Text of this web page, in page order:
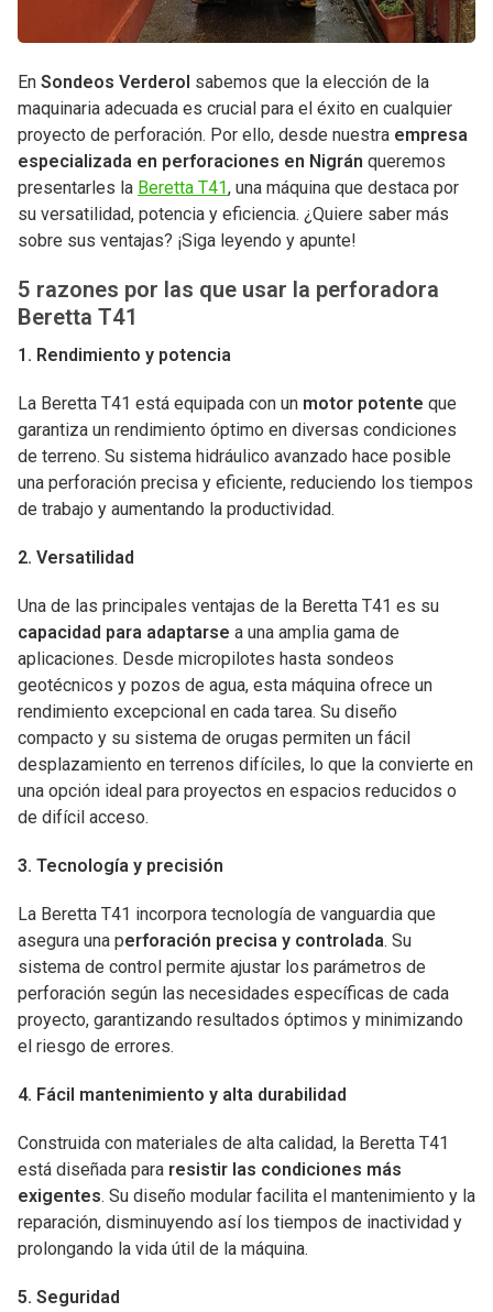
En Sondeos Verderol sabemos que la elección de la
maquinaria adecuada es crucial para el éxito en cualquier
proyecto de perforación. Por ello, desde nuestra empresa
especializada en perforaciones en Nigrán queremos
presentarles la Beretta T41, una máquina que destaca por
su versatilidad, potencia y eficiencia. ¿Quiere saber más
sobre sus ventajas? ¡Siga leyendo y apunte!
5 razones por las que usar la perforadora
Beretta T41
1. Rendimiento y potencia
La Beretta T41 está equipada con un motor potente que
garantiza un rendimiento óptimo en diversas condiciones
de terreno. Su sistema hidráulico avanzado hace posible
una perforación precisa y eficiente, reduciendo los tiempos
de trabajo y aumentando la productividad.
2. Versatilidad
Una de las principales ventajas de la Beretta T41 es su
capacidad para adaptarse a una amplia gama de
aplicaciones. Desde micropilotes hasta sondeos
geotécnicos y pozos de agua, esta máquina ofrece un
rendimiento excepcional en cada tarea. Su diseño
compacto y su sistema de orugas permiten un fácil
desplazamiento en terrenos difíciles, lo que la convierte en
una opción ideal para proyectos en espacios reducidos o
de difícil acceso.
3. Tecnología y precisión
La Beretta T41 incorpora tecnología de vanguardia que
asegura una perforación precisa y controlada. Su
sistema de control permite ajustar los parámetros de
perforación según las necesidades específicas de cada
proyecto, garantizando resultados óptimos y minimizando
el riesgo de errores.
4. Fácil mantenimiento y alta durabilidad
Construida con materiales de alta calidad, la Beretta T41
está diseñada para resistir las condiciones más
exigentes. Su diseño modular facilita el mantenimiento y la
reparación, disminuyendo así los tiempos de inactividad y
prolongando la vida útil de la máquina.
5. Seguridad